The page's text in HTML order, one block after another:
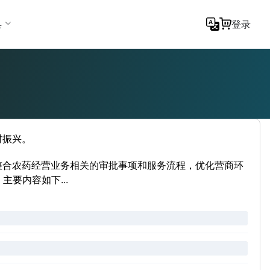
登录
兴。
农药经营业务相关的审批事项和服务流程，优化营商环
要内容如下...